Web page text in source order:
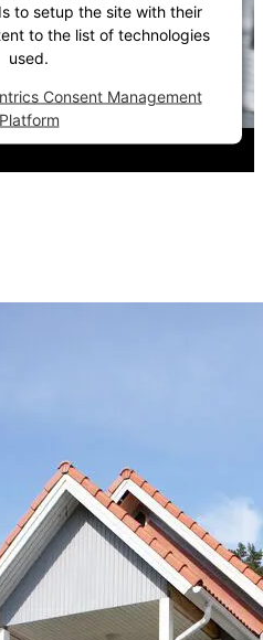
to setup the site with their
to the list of technologies
used.
Consent Management
Platform